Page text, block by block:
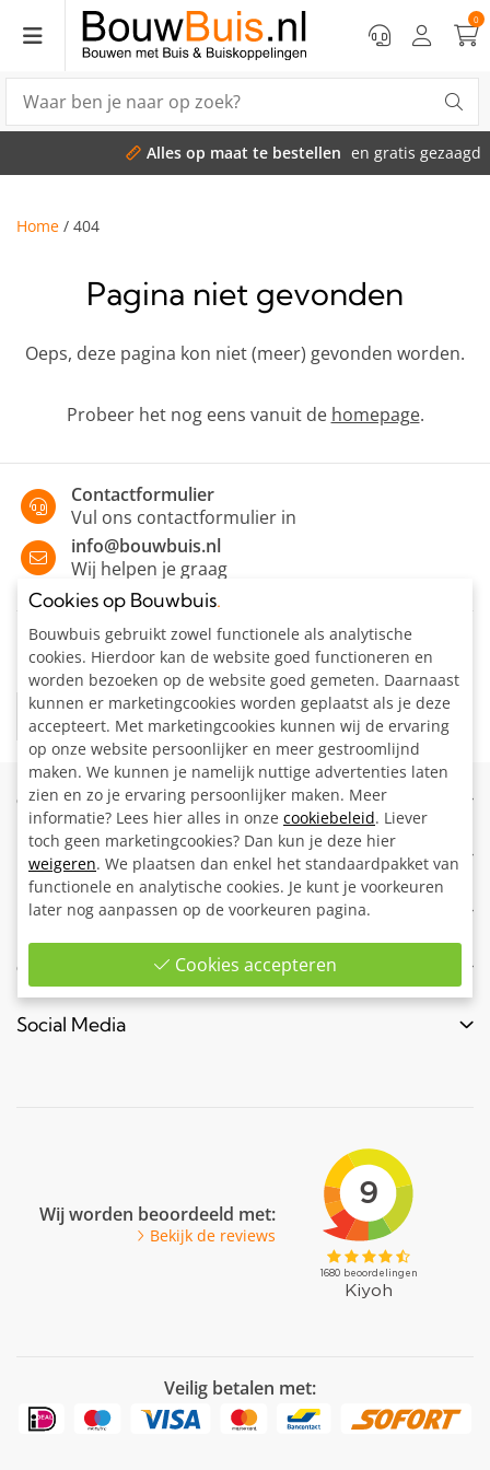
0
Alles op maat te bestellen en gratis gezaagd
Home / 404
Pagina niet gevonden
Oeps, deze pagina kon niet (meer) gevonden worden.
Probeer het nog eens vanuit de homepage.
Contactformulier
Vul ons contactformulier in
info@bouwbuis.nl
Wij helpen je graag
Meld je aan voor onze nieuwsbrief
Buizenvol tips en ideëen!
Categorieën
Buizen
Buiskoppelingen
Hout
Meubels & frames
Reclameframes
Informatie
Login
Levertijd
Bestel informatie
Blogs & laatste nieuws
Klantenservice
Contact
Over ons
Retourneren
Contact
info@bouwbuis.nl
Social Media
Wij worden beoordeeld met:
Bekijk de reviews
Veilig betalen met:
Cookies op Bouwbuis.
Bouwbuis gebruikt zowel functionele als analytische
cookies. Hierdoor kan de website goed functioneren en
worden bezoeken op de website goed gemeten. Daarnaast
kunnen er marketingcookies worden geplaatst als je deze
accepteert. Met marketingcookies kunnen wij de ervaring
op onze website persoonlijker en meer gestroomlijnd
maken. We kunnen je namelijk nuttige advertenties laten
zien en zo je ervaring persoonlijker maken. Meer
informatie? Lees hier alles in onze cookiebeleid. Liever
toch geen marketingcookies? Dan kun je deze hier
weigeren. We plaatsen dan enkel het standaardpakket van
functionele en analytische cookies. Je kunt je voorkeuren
later nog aanpassen op de voorkeuren pagina.
Cookies accepteren